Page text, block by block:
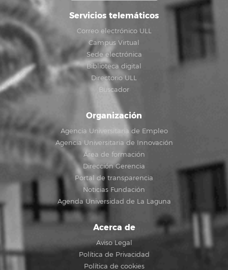
Servicios telemáticos
Correo electrónico ULL
Campus Virtual
Sede electrónica
Biblioteca digital
Directorio ULL
Buscador
Organización
Agencia Universitaria de Empleo
Agencia Universitaria de Innovación
Área de formación
Dirección Gerencia
Portal de transparencia
Noticias Fundación
Agenda Universidad de La Laguna
Acerca de
Aviso Legal
Política de Privacidad
Política de cookies